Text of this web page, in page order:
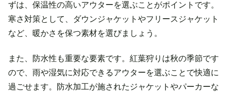
ずは、保温性の高いアウターを選ぶことがポイントです。
寒さ対策として、ダウンジャケットやフリースジャケット
など、暖かさを保つ素材を選びましょう。
また、防水性も重要な要素です。紅葉狩りは秋の季節です
ので、雨や湿気に対応できるアウターを選ぶことで快適に
過ごせます。防水加工が施されたジャケットやパーカーな